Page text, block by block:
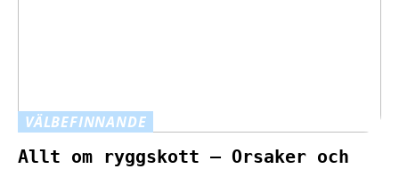
VÄLBEFINNANDE
Allt om ryggskott – Orsaker och